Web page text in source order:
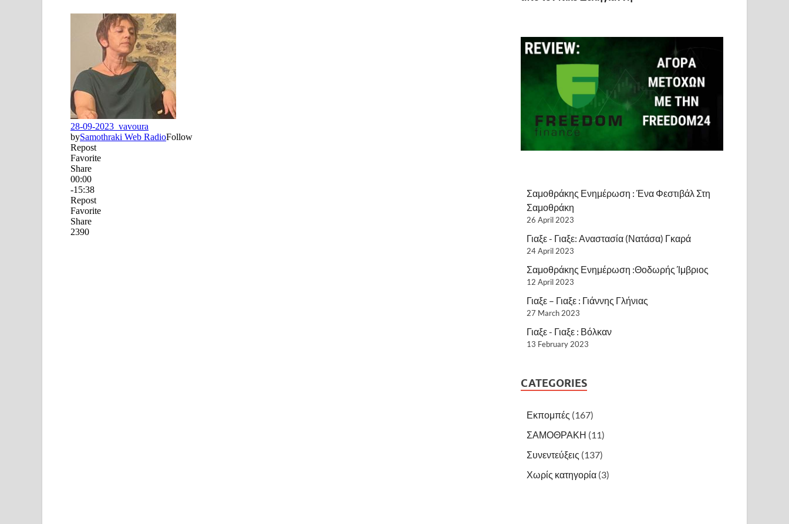
Σαμοθράκης Ενημέρωση : Ένα Φεστιβάλ Στη
Σαμοθράκη
26 April 2023
Γιαξε - Γιαξε: Αναστασία (Νατάσα) Γκαρά
24 April 2023
Σαμοθράκης Ενημέρωση :Θοδωρής Ίμβριος
12 April 2023
Γιαξε – Γιαξε : Γιάννης Γλήνιας
27 March 2023
Γιαξε - Γιαξε : Βόλκαν
13 February 2023
CATEGORIES
Εκπομπές (167)
ΣΑΜΟΘΡΑΚΗ (11)
Συνεντεύξεις (137)
Χωρίς κατηγορία (3)